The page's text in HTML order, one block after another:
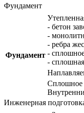
Фундамент
Фундамент
- бетон
-
- ребра
-
-
Сплошное
Инженерная